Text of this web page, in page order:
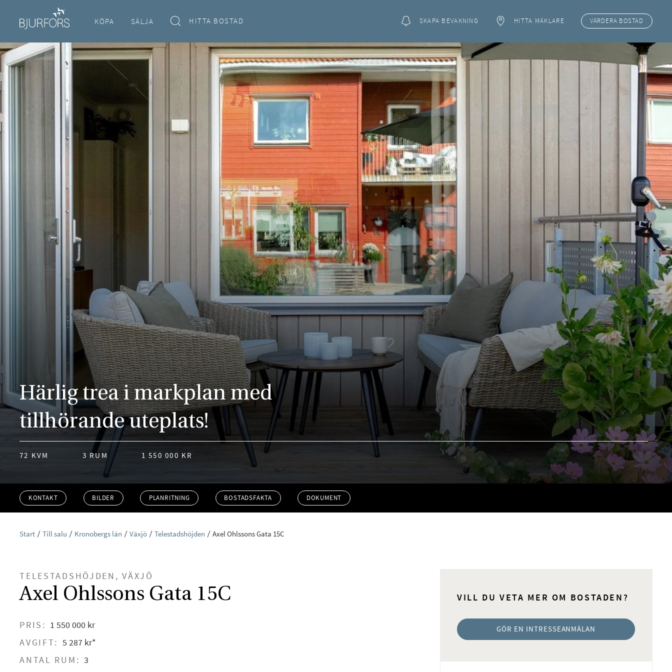
KÖPA SÄLJA HITTA BOSTAD SKAPA BEVAKNING HITTA MÄKLARE VÄRDERA BOSTAD
Härlig trea i markplan med
tillhörande uteplats!
72 KVM 3 RUM 1 550 000 KR
KONTAKT BILDER PLANRITNING BOSTADSFAKTA DOKUMENT
Start Till salu Kronobergs län Växjö Telestadshöjden Axel Ohlssons Gata 15C
TELESTADSHÖJDEN, VÄXJÖ
Axel Ohlssons Gata 15C
PRIS: 1 550 000 kr
AVGIFT: 5 287 kr*
ANTAL RUM: 3
VILL DU VETA MER OM BOSTADEN?
GÖR EN INTRESSEANMÄLAN